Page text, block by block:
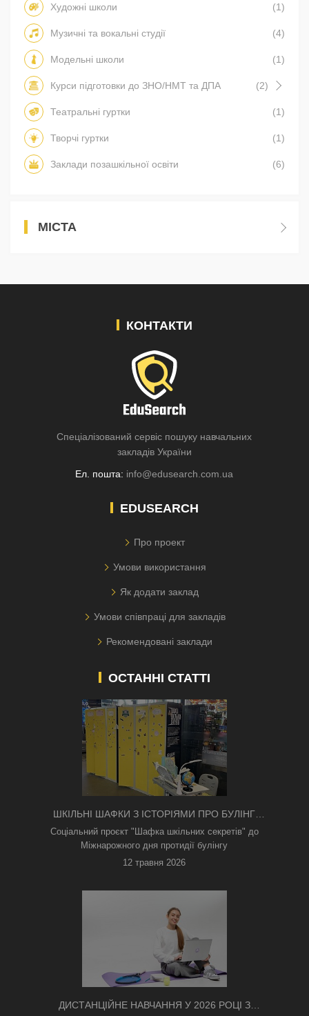
Художні школи (1)
Музичні та вокальні студії (4)
Модельні школи (1)
Курси підготовки до ЗНО/НМТ та ДПА (2)
Театральні гуртки (1)
Творчі гуртки (1)
Заклади позашкільної освіти (6)
МІСТА
КОНТАКТИ
Спеціалізований сервіс пошуку навчальних
закладів України
Ел. пошта: info@edusearch.com.ua
EDUSEARCH
Про проект
Умови використання
Як додати заклад
Умови співпраці для закладів
Рекомендовані заклади
ОСТАННІ СТАТТІ
ШКІЛЬНІ ШАФКИ З ІСТОРІЯМИ ПРО БУЛІНГ
З'ЯВИЛИСЯ В КИЄВІ
Соціальний проєкт "Шафка шкільних секретів" до
Міжнарожного дня протидії булінгу
12 травня 2026
ДИСТАНЦІЙНЕ НАВЧАННЯ У 2026 РОЦІ З